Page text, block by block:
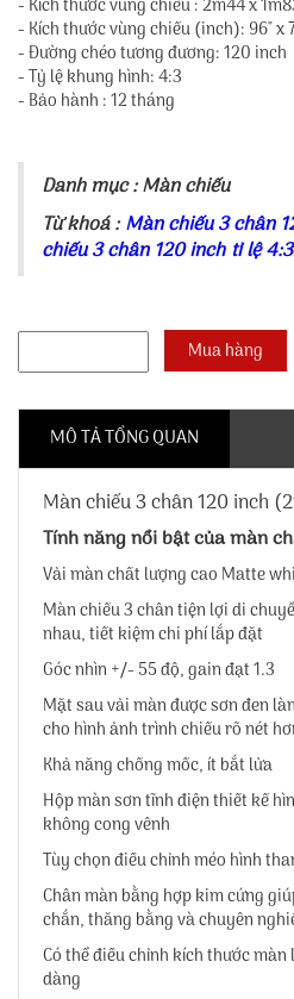
- Kích thước vùng chiếu : 2m44 x
- Kích thước vùng chiếu (inch): 96" x
- Đường chéo tương đương: 120 inch
- Tỷ lệ khung hình: 4:3
- Bảo hành : 12 tháng
Danh mục :Màn chiếu
Từ khoá :Màn chiếu 3 chân
chiếu 3 chân 120 inch tỉ lệ 4:3
MÔ TẢ TỔNG QUAN
Màn chiếu 3 chân 120 inch
Tính năng nổi bật của màn
Vải màn chất lượng cao Matte
Màn chiếu 3 chân tiện lợi di
nhau, tiết kiệm chi phí lắp đặt
Góc nhìn +/- 55 độ, gain đạt 1.3
Mặt sau vải màn được sơn đen
cho hình ảnh trình chiếu rõ nét
Khả năng chống mốc, ít bắt lửa
Hộp màn sơn tĩnh điện thiết kế
không cong vênh
Tùy chọn điều chỉnh méo hình
Chân màn bằng hợp kim cứng
chắn, thăng bằng và chuyên
Có thể điều chỉnh kích thước
dàng